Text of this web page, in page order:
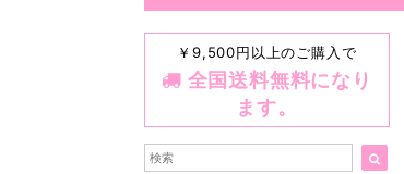
￥9,500円以上のご購入で
全国送料無料になり
ます。